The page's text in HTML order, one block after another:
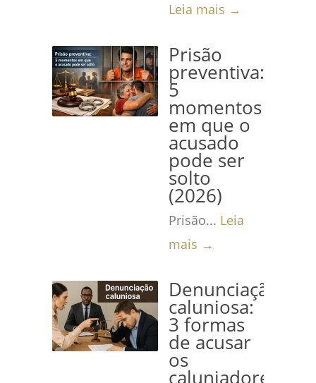
Leia mais →
Prisão
preventiva:
5
momentos
em que o
acusado
pode ser
solto
(2026)
Prisão... Leia
mais →
Denunciação
caluniosa:
3 formas
de acusar
os
caluniadores